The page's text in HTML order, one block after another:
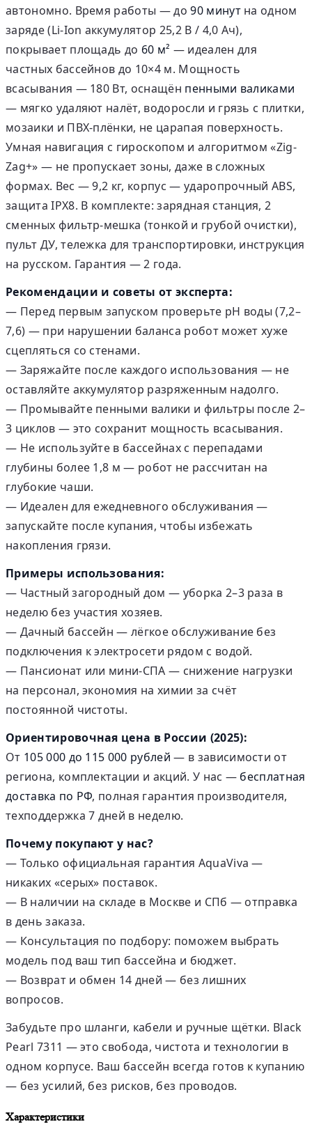
автономно. Время работы — до90 минутна одном
заряде (Li-Ion аккумулятор 25,2 В / 4,0 Ач),
покрывает площадь до 60 м² — идеален для
частных бассейнов до 10×4 м. Мощность
всасывания — 180 Вт, оснащён пенными валиками
— мягко удаляют налёт, водоросли и грязь с плитки,
мозаики и ПВХ-плёнки, не царапая поверхность.
Умная навигация с гироскопом и алгоритмом «Zig-
Zag+» — не пропускает зоны, даже в сложных
формах. Вес — 9,2 кг, корпус — ударопрочный ABS,
защита IPX8. В комплекте: зарядная станция, 2
сменных фильтр-мешка (тонкой и грубой очистки),
пульт ДУ, тележка для транспортировки, инструкция
на русском. Гарантия — 2 года.
Рекомендации и советы от эксперта:
— Перед первым запуском проверьте pH воды (7,2–
7,6) — при нарушении баланса робот может хуже
сцепляться со стенами.
— Заряжайте после каждого использования — не
оставляйте аккумулятор разряженным надолго.
— Промывайте пенными валики и фильтры после 2–
3 циклов — это сохранит мощность всасывания.
— Не используйте в бассейнах с перепадами
глубины более 1,8 м — робот не рассчитан на
глубокие чаши.
— Идеален для ежедневного обслуживания —
запускайте после купания, чтобы избежать
накопления грязи.
Примеры использования:
— Частный загородный дом — уборка 2–3 раза в
неделю без участия хозяев.
— Дачный бассейн — лёгкое обслуживание без
подключения к электросети рядом с водой.
— Пансионат или мини-СПА — снижение нагрузки
на персонал, экономия на химии за счёт
постоянной чистоты.
Ориентировочная цена в России (2025):
От 105 000 до 115 000 рублей — в зависимости от
региона, комплектации и акций. У нас — бесплатная
доставка по РФ, полная гарантия производителя,
техподдержка 7 дней в неделю.
Почему покупают у нас?
— Только официальная гарантия AquaViva —
никаких «серых» поставок.
— В наличии на складе в Москве и СПб — отправка
в день заказа.
— Консультация по подбору: поможем выбрать
модель под ваш тип бассейна и бюджет.
— Возврат и обмен 14 дней — без лишних
вопросов.
Забудьте про шланги, кабели и ручные щётки. Black
Pearl 7311 — это свобода, чистота и технологии в
одном корпусе. Ваш бассейн всегда готов к купанию
— без усилий, без рисков, без проводов.
Характеристики